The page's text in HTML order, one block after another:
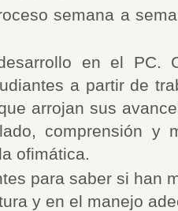
semana a
en el PC.
a partir de
arrojan sus
comprensión y
ofimática.
para saber si han
y en el manejo